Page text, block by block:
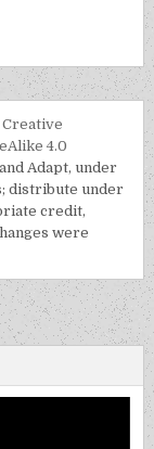
Creative
4.0
Adapt, under
distribute under
credit,
were